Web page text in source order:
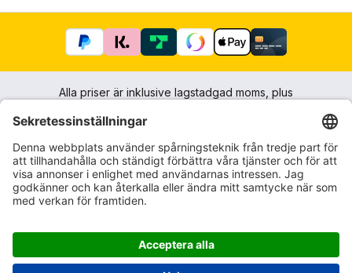
Alla priser är inklusive lagstadgad moms, plus
inget annat anges.
Impressum
Upplysningar om ångerrätten & Mall-
Allmänna affärsvillkor med kundinformation